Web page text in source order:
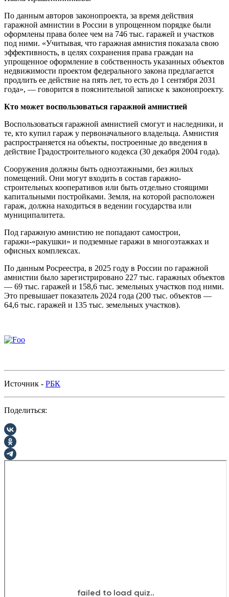
По данным авторов законопроекта, за время действия
гаражной амнистии в России в упрощенном порядке были
оформлены права более чем на 746 тыс. гаражей и участков
под ними. «Учитывая, что гаражная амнистия показала свою
эффективность, в целях сохранения права граждан на
упрощенное оформление в собственность указанных объектов
недвижимости проектом федерального закона предлагается
продлить ее действие на пять лет, то есть до 1 сентября 2031
года», — говорится в пояснительной записке к законопроекту.
Кто может воспользоваться гаражной амнистией
Воспользоваться гаражной амнистией смогут и наследники, и
те, кто купил гараж у первоначального владельца. Амнистия
распространяется на объекты, построенные до введения в
действие Градостроительного кодекса (30 декабря 2004 года).
Сооружения должны быть одноэтажными, без жилых
помещений. Они могут входить в состав гаражно-
строительных кооперативов или быть отдельно стоящими
капитальными постройками. Земля, на которой расположен
гараж, должна находиться в ведении государства или
муниципалитета.
Под гаражную амнистию не попадают самострои,
гаражи-«ракушки» и подземные гаражи в многоэтажках и
офисных комплексах.
По данным Росреестра, в 2025 году в России по гаражной
амнистии было зарегистрировано 227 тыс. гаражных объектов
— 69 тыс. гаражей и 158,6 тыс. земельных участков под ними.
Это превышает показатель 2024 года (200 тыс. объектов —
64,6 тыс. гаражей и 135 тыс. земельных участков).
Источник - РБК
Поделиться: